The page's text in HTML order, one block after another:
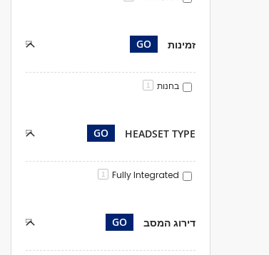
זמינות GO
בחנות 1
HEADSET TYPE
GO
Fully Integrated
1
דירוג המסב GO